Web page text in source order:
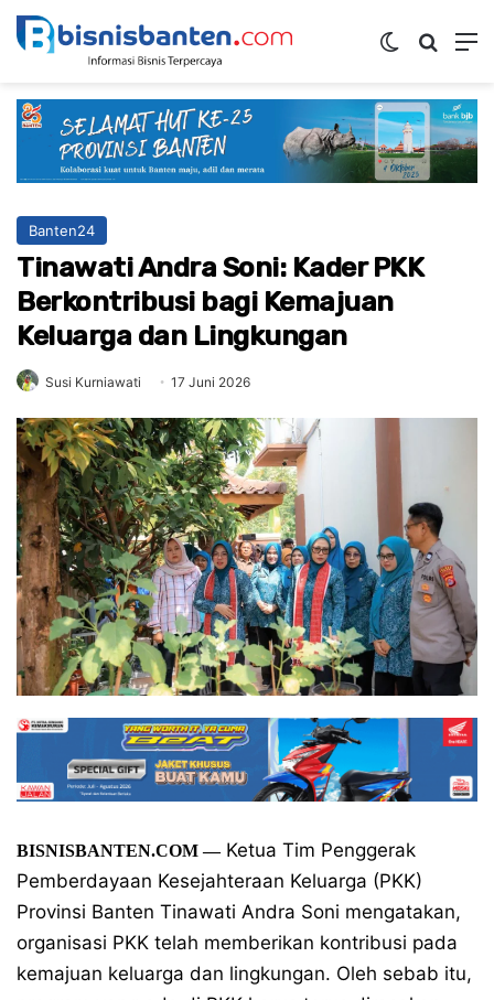
Switch skin
Banten24
Tinawati Andra Soni: Kader PKK
Berkontribusi bagi Kemajuan
Keluarga dan Lingkungan
Susi Kurniawati 17 Juni 2026
BISNISBANTEN.COM—Ketua Tim Penggerak
Pemberdayaan Kesejahteraan Keluarga (PKK)
Provinsi Banten Tinawati Andra Soni mengatakan,
organisasi PKK telah memberikan kontribusi pada
kemajuan keluarga dan lingkungan. Oleh sebab itu,